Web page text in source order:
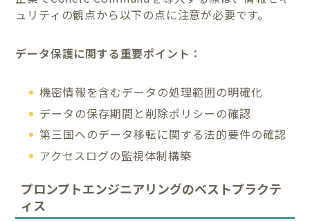
ュリティの観点から以下の点に注意が必要です。
データ保護に関する重要ポイント：
機密情報を含むデータの処理範囲の明確化
データの保存期間と削除ポリシーの確認
第三国へのデータ移転に関する法的要件の確認
アクセスログの監視体制構築
プロンプトエンジニアリングのベストプラクテ
ィス